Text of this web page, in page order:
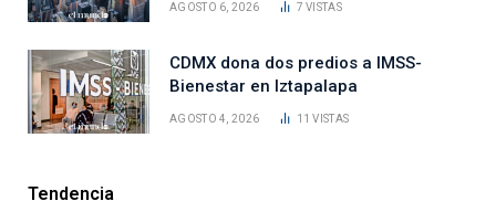
AGOSTO 6, 2026 7VISTAS
CDMX dona dos predios a IMSS-
Bienestar en Iztapalapa
AGOSTO 4, 2026 11VISTAS
Tendencia